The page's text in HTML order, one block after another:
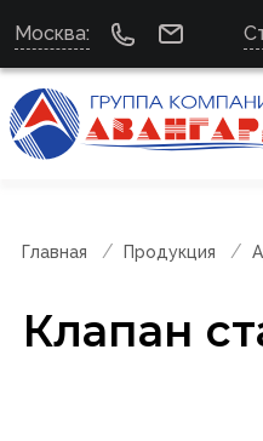
Москва:
Главная Продукция
Клапан